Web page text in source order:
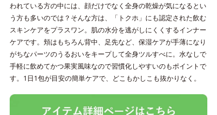
われている方の中には、顔だけでなく全身の乾燥が気になるとい
う方も多いのでは？そんな方は、「トクホ」にも認定された飲む
スキンケアをプラスワン。肌の水分を逃がしにくくするインナー
ケアです。頬はもちろん背中、足先など、保湿ケアが手薄になり
がちなパーツのうるおいをキープして全身ツルすべに。水なしで
手軽に飲めてかつ果実風味なので習慣化しやすいのもポイントで
す。1日1包が目安の簡単ケアで、どこもかしこも抜かりなく。